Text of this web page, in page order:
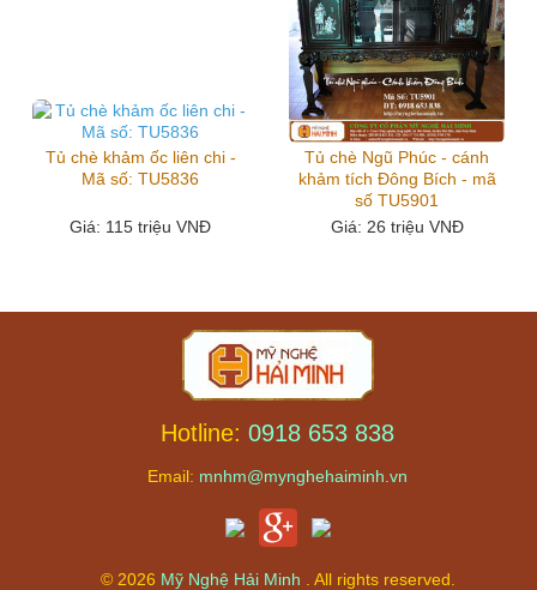
Tủ chè khảm ốc liên chi -
Mã số: TU5836
Giá: 115 triệu VNĐ
Tủ chè Ngũ Phúc - cánh
khảm tích Đông Bích - mã
số TU5901
Giá: 26 triệu VNĐ
Hotline: 0918 653 838
Email: mnhm@mynghehaiminh.vn
© 2026 Mỹ Nghệ Hải Minh . All rights reserved.